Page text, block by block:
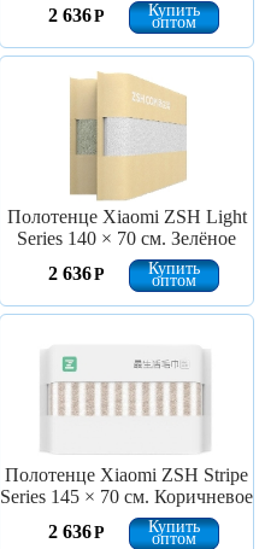
2 636Р Купить
оптом
Полотенце Xiaomi ZSH Light
Series 140 × 70 см. Зелёное
2 636Р Купить
оптом
Полотенце Xiaomi ZSH Stripe
Series 145 × 70 см. Коричневое
2 636Р Купить
оптом